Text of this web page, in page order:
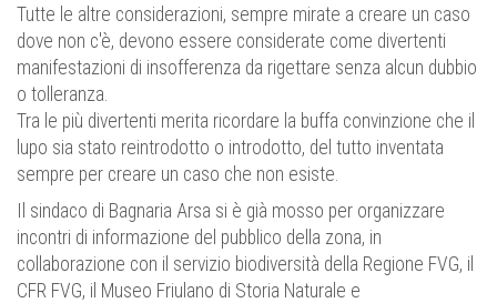
Tutte le altre considerazioni, sempre mirate a creare un caso
dove non c'è, devono essere considerate come divertenti
manifestazioni di insofferenza da rigettare senza alcun dubbio
o tolleranza.
Tra le più divertenti merita ricordare la buffa convinzione che il
lupo sia stato reintrodotto o introdotto, del tutto inventata
sempre per creare un caso che non esiste.
Il sindaco di Bagnaria Arsa si è già mosso per organizzare
incontri di informazione del pubblico della zona, in
collaborazione con il servizio biodiversità della Regione FVG, il
CFR FVG, il Museo Friulano di Storia Naturale e